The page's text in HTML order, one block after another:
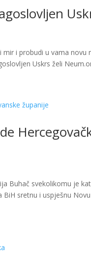
i probudi u vama novu
Uskrs želi
Buhač svekolikomu je
sretnu i uspješnu